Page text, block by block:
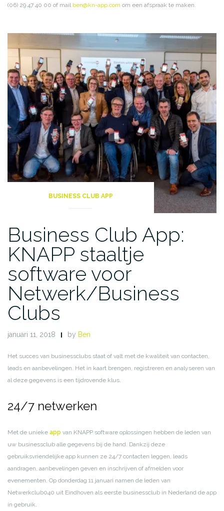
(06) 29 47 40 00 of mail ben@kn-app.com om een afspraak te maken.
BUSINESS CLUB APP
Business Club App:
KNAPP staaltje
software voor
Netwerk/Business
Clubs
januari 11, 2018 by Ben
Het succes van businessclubs staat of valt met de kwaliteit van contacten,
leads en aanbevelingen. Het in kaart brengen, registreren en analyseren van
al deze gegevens is een tijdrovende klus.
24/7 netwerken
Met de unieke app van KNAPP software oplossingen hebben de leden van
uw businessclub alle gegevens bij de hand. Dankzij deze
gebruiksvriendelijke app kunnen ze 24/7 contacten leggen, leads
aandragen, aanbevelingen geven en inschrijven of afmelden voor
evenementen. Op donderdag 11 januari namen de leden van
Netwerkclub040 uit Eindhoven als eerste businessclub in Nederland de app
in gebruik.